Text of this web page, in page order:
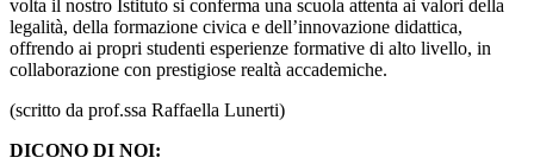
volta il nostro Istituto si conferma una scuola attenta ai valori della
legalità, della formazione civica e dell’innovazione didattica,
offrendo ai propri studenti esperienze formative di alto livello, in
collaborazione con prestigiose realtà accademiche.
(scritto da prof.ssa Raffaella Lunerti)
DICONO DI NOI: